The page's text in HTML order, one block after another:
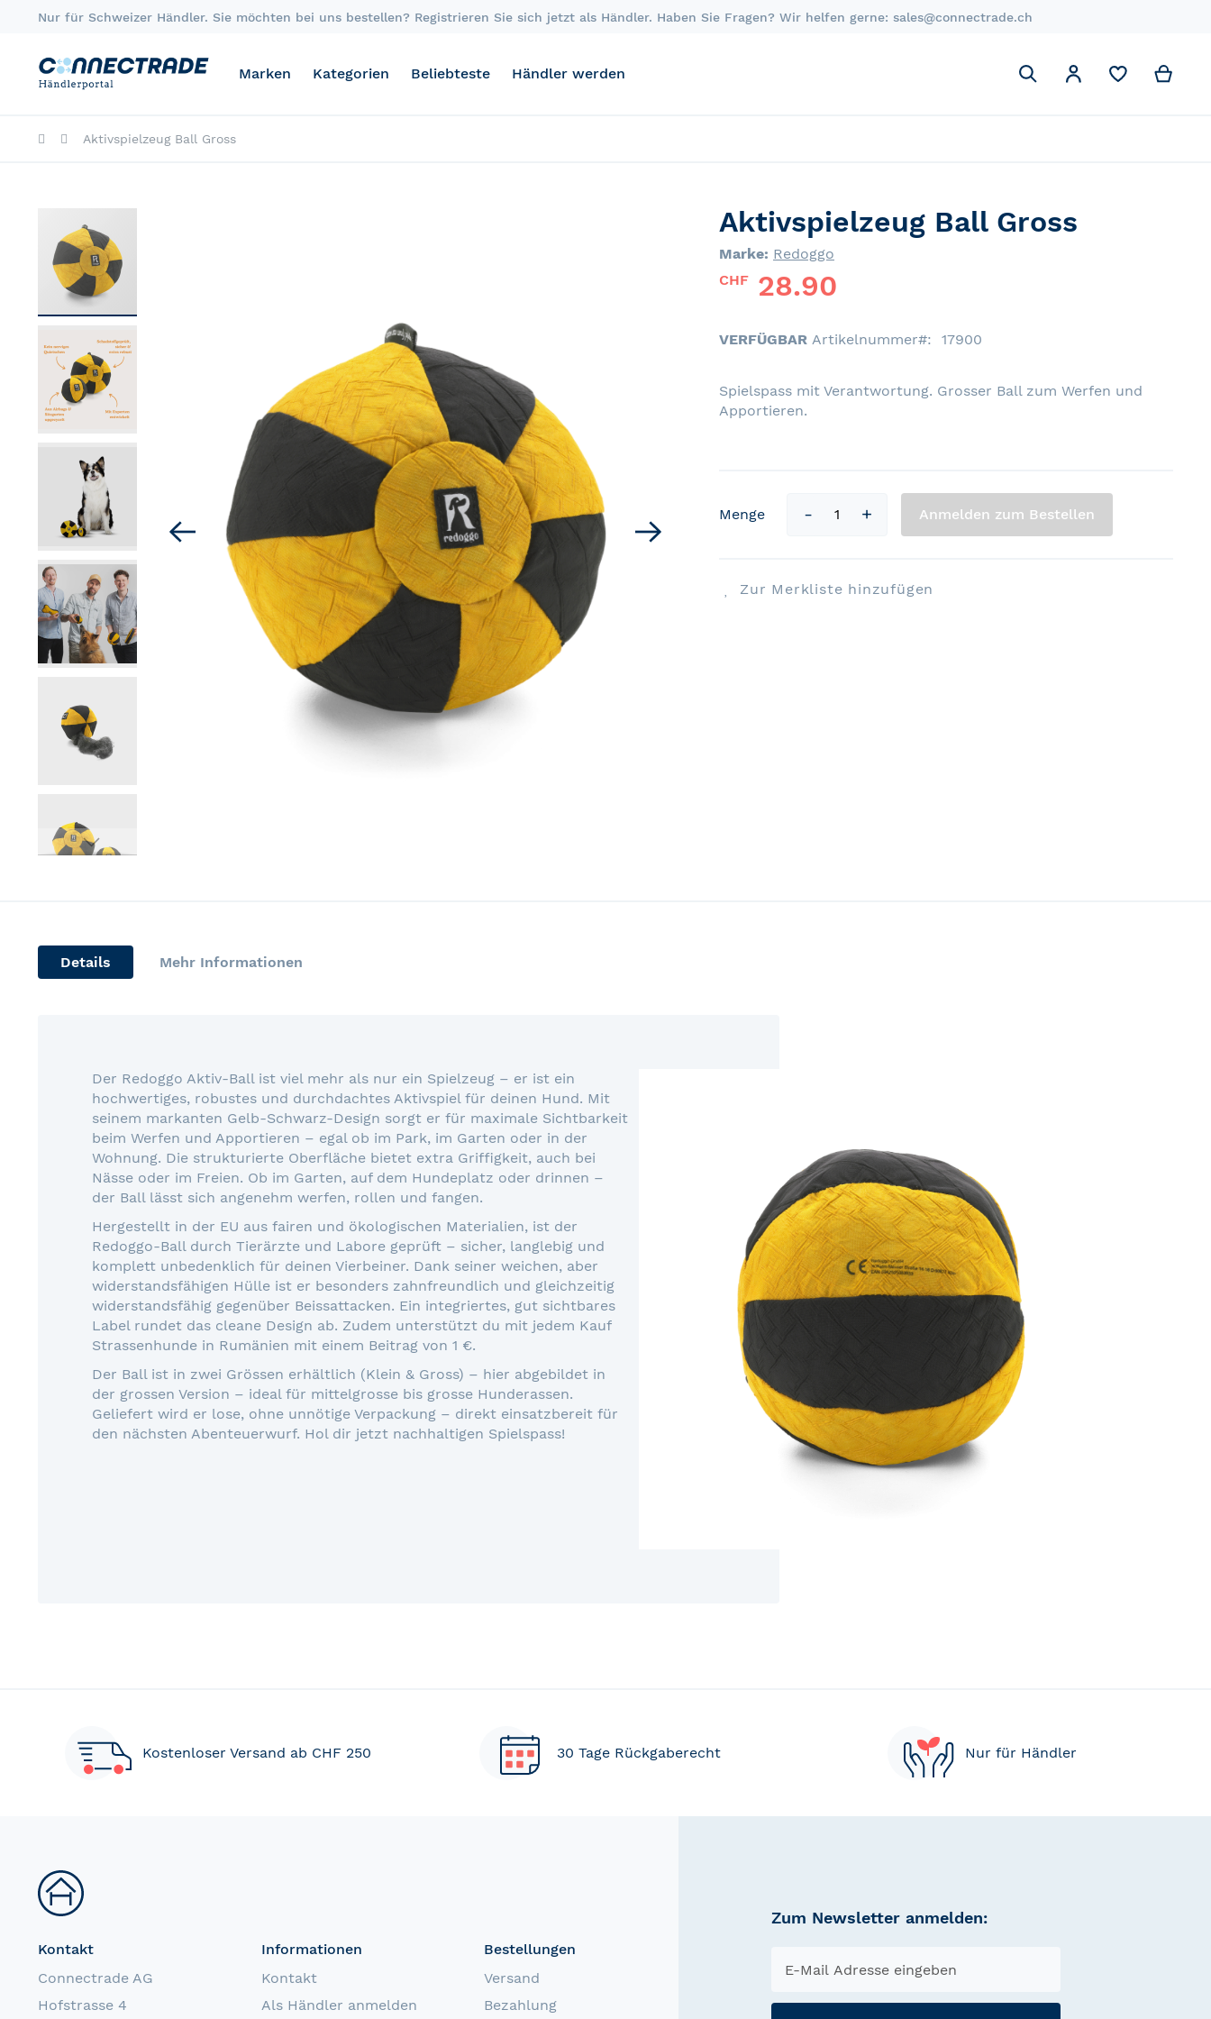
Skip
Nur für Schweizer Händler. Sie möchten bei uns bestellen? Registrieren Sie sich jetzt als Händler. Haben Sie Fragen? Wir helfen gerne: sales@connectrade.ch
Marken Kategorien Beliebteste Händler werden
Suchen
Suchen
Mein Account
Aktivspielzeug Ball Gross
the
end
the
gallery
of
images
Aktivspielzeug Ball Gross
Marke: Redoggo
CHF 28.90
VERFÜGBAR Artikelnummer 17900
Spielspass mit Verantwortung. Grosser Ball zum Werfen und
Apportieren.
Menge Anmelden zum Bestellen
Zur Merkliste hinzufügen
Details Mehr Informationen
Der Redoggo Aktiv-Ball ist viel mehr als nur ein Spielzeug – er ist ein
hochwertiges, robustes und durchdachtes Aktivspiel für deinen Hund. Mit
seinem markanten Gelb-Schwarz-Design sorgt er für maximale Sichtbarkeit
beim Werfen und Apportieren – egal ob im Park, im Garten oder in der
Wohnung. Die strukturierte Oberfläche bietet extra Griffigkeit, auch bei
Nässe oder im Freien. Ob im Garten, auf dem Hundeplatz oder drinnen –
der Ball lässt sich angenehm werfen, rollen und fangen.
Hergestellt in der EU aus fairen und ökologischen Materialien, ist der
Redoggo-Ball durch Tierärzte und Labore geprüft – sicher, langlebig und
komplett unbedenklich für deinen Vierbeiner. Dank seiner weichen, aber
widerstandsfähigen Hülle ist er besonders zahnfreundlich und gleichzeitig
widerstandsfähig gegenüber Beissattacken. Ein integriertes, gut sichtbares
Label rundet das cleane Design ab. Zudem unterstützt du mit jedem Kauf
Strassenhunde in Rumänien mit einem Beitrag von 1 €.
Der Ball ist in zwei Grössen erhältlich (Klein & Gross) – hier abgebildet in
der grossen Version – ideal für mittelgrosse bis grosse Hunderassen.
Geliefert wird er lose, ohne unnötige Verpackung – direkt einsatzbereit für
den nächsten Abenteuerwurf. Hol dir jetzt nachhaltigen Spielspass!
Kostenloser Versand ab CHF 250 30 Tage Rückgaberecht Nur für Händler
Kontakt
Connectrade AG
Hofstrasse 4
Informationen
Kontakt
Als Händler anmelden
Bestellungen
Versand
Bezahlung
Zum Newsletter anmelden: